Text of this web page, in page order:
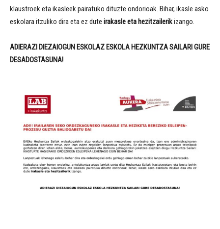
klaustroek eta ikasleek pairatuko dituzte ondorioak. Bihar, ikasle asko
eskolara itzuliko dira eta ez dute irakasle eta hezitzailerikizango.
ADIERAZI DIEZAIOGUN ESKOLAZ ESKOLA HEZKUNTZA SAILARI GURE
DESADOSTASUNA!